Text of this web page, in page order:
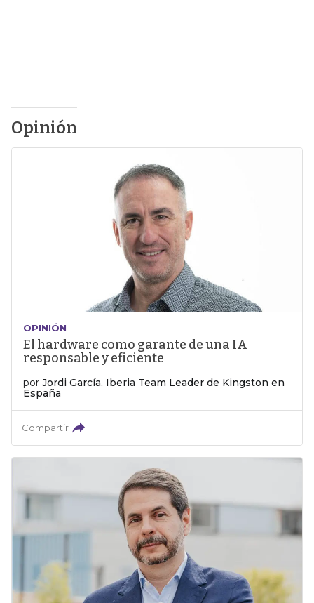
Opinión
OPINIÓN
El hardware como garante de una IA
responsable y eficiente
por Jordi García, Iberia Team Leader de Kingston en
España
Compartir